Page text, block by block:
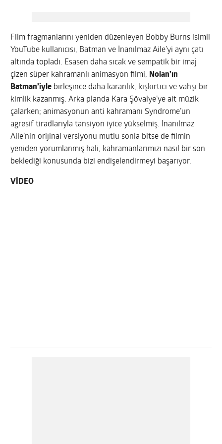
Film fragmanlarını yeniden düzenleyen Bobby Burns isimli
YouTube kullanıcısı, Batman ve İnanılmaz Aile’yi aynı çatı
altında topladı. Esasen daha sıcak ve sempatik bir imaj
çizen süper kahramanlı animasyon filmi, Nolan’ın
Batman’iyle birleşince daha karanlık, kışkırtıcı ve vahşi bir
kimlik kazanmış. Arka planda Kara Şövalye’ye ait müzik
çalarken; animasyonun anti kahramanı Syndrome’un
agresif tiradlarıyla tansiyon iyice yükselmiş. İnanılmaz
Aile’nin orijinal versiyonu mutlu sonla bitse de filmin
yeniden yorumlanmış hali, kahramanlarımızı nasıl bir son
beklediği konusunda bizi endişelendirmeyi başarıyor.
VİDEO